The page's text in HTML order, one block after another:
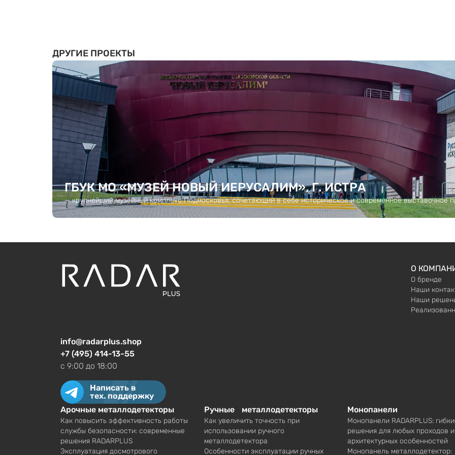
ДРУГИЕ ПРОЕКТЫ
ГБУК МО «МУЗЕЙ НОВЫЙ ИЕРУСАЛИМ», Г. ИСТРА
— крупнейший музейный комплекс Подмосковья, сочетающий в себе историческое и современное выставочное
О
О бренде
Наши
Наши
info@radarplus.shop
+7 (495) 414-13-55
c 9:00 до 18:00
Написать в
тех. поддержку
Арочные металлодетекторы
Как повысить эффективность работы
службы безопасности: современные
решения RADARPLUS
Эксплуатация досмотрового
Ручные металлодетекторы
Как увеличить точность при
использовании ручного
металлодетектора
Особенности эксплуатации ручных
Монопанели
Монопанели RADARPLUS:
решения для любых проходов и
архитектурных особенностей
Монопанель металлодетектор: